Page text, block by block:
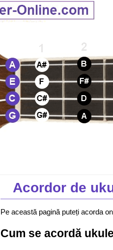
Acordor de
Pe această pagină puteți acorda
Cum se acordă